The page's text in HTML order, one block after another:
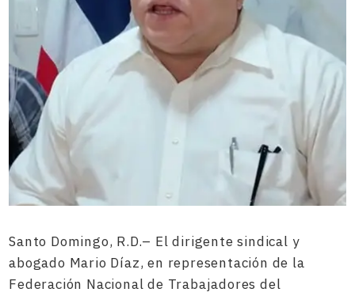
Santo Domingo, R.D.– El dirigente sindical y
abogado Mario Díaz, en representación de la
Federación Nacional de Trabajadores del